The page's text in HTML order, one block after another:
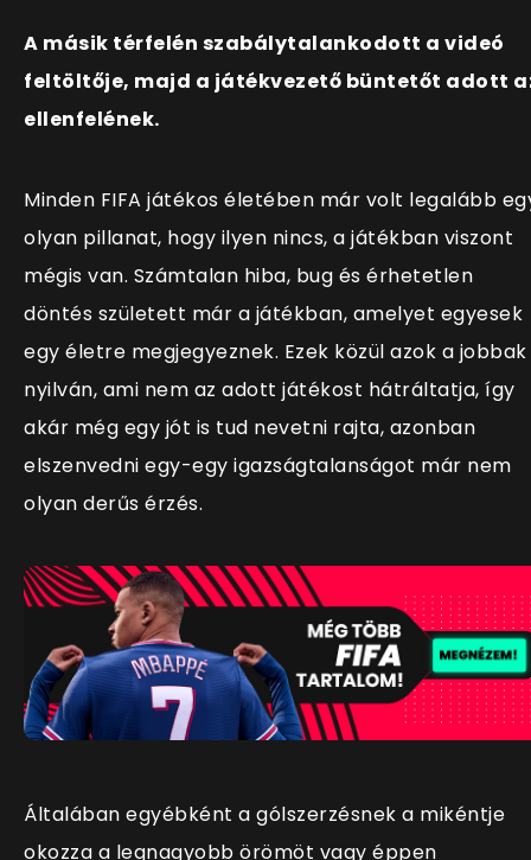
A másik térfelén szabálytalankodott a videó
feltöltője, majd a játékvezető büntetőt adott
ellenfelének.
Minden FIFA játékos életében már volt legalább
olyan pillanat, hogy ilyen nincs, a játékban viszont
mégis van. Számtalan hiba, bug és érhetetlen
döntés született már a játékban, amelyet egyesek
egy életre megjegyeznek. Ezek közül azok a jobbak
nyilván, ami nem az adott játékost hátráltatja, így
akár még egy jót is tud nevetni rajta, azonban
elszenvedni egy-egy igazságtalanságot már nem
olyan derűs érzés.
Általában egyébként a gólszerzésnek a mikéntje
okozza a legnagyobb örömöt vagy éppen